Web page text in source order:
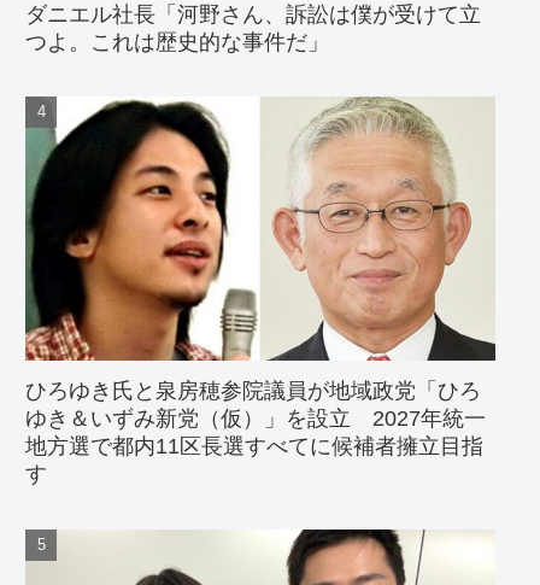
ダニエル社長「河野さん、訴訟は僕が受けて立
つよ。これは歴史的な事件だ」
ひろゆき氏と泉房穂参院議員が地域政党「ひろ
ゆき＆いずみ新党（仮）」を設立 2027年統一
地方選で都内11区長選すべてに候補者擁立目指
す